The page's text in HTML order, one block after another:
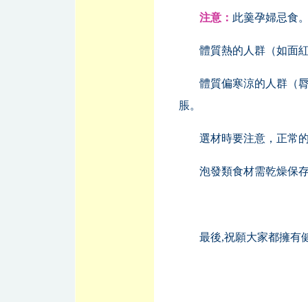
注意： 此羹孕婦忌食
體質熱的人群（如面
體質偏寒涼的人群（
脹。
選材時要注意，正常
泡發類食材需乾燥保
最後,祝願大家都擁有